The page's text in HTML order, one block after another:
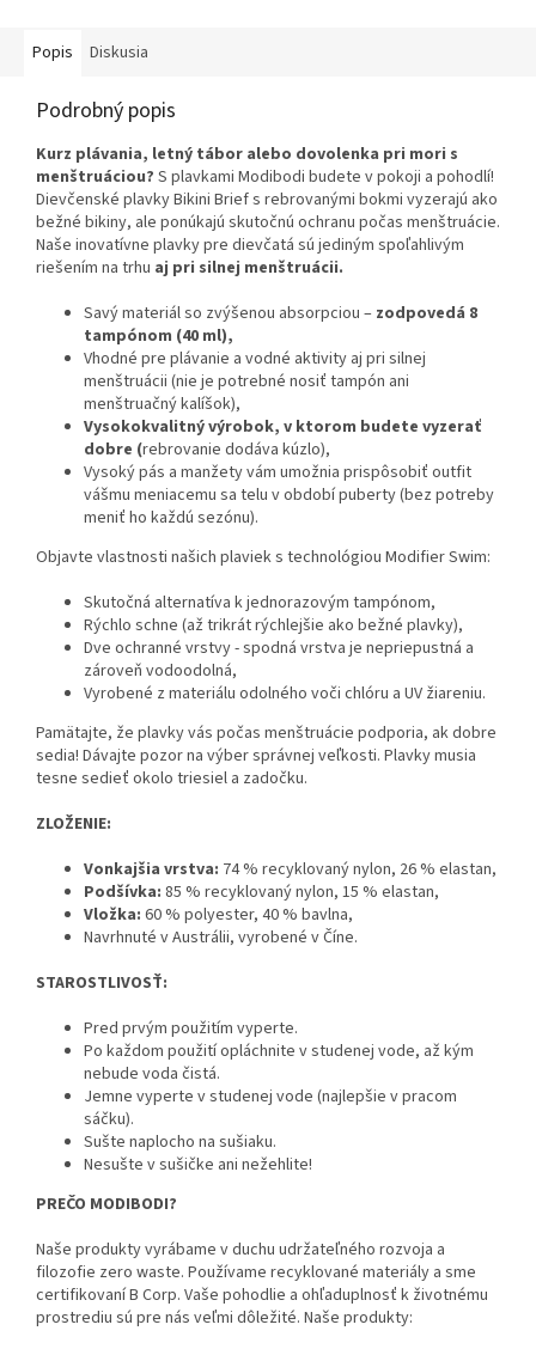
Popis Diskusia
Podrobný popis
Kurz plávania, letný tábor alebo dovolenka pri mori s
menštruáciou? S plavkami Modibodi budete v pokoji a pohodlí!
Dievčenské plavky Bikini Brief s rebrovanými bokmi vyzerajú ako
bežné bikiny, ale ponúkajú skutočnú ochranu počas menštruácie.
Naše inovatívne plavky pre dievčatá sú jediným spoľahlivým
riešením na trhu aj pri silnej menštruácii.
Savý materiál so zvýšenou absorpciou – zodpovedá 8
tampónom (40 ml),
Vhodné pre plávanie a vodné aktivity aj pri silnej
menštruácii (nie je potrebné nosiť tampón ani
menštruačný kalíšok),
Vysokokvalitný výrobok, v ktorom budete vyzerať
dobre (rebrovanie dodáva kúzlo),
Vysoký pás a manžety vám umožnia prispôsobiť outfit
vášmu meniacemu sa telu v období puberty (bez potreby
meniť ho každú sezónu).
Objavte vlastnosti našich plaviek s technológiou Modifier Swim:
Skutočná alternatíva k jednorazovým tampónom,
Rýchlo schne (až trikrát rýchlejšie ako bežné plavky),
Dve ochranné vrstvy - spodná vrstva je nepriepustná a
zároveň vodoodolná,
Vyrobené z materiálu odolného voči chlóru a UV žiareniu.
Pamätajte, že plavky vás počas menštruácie podporia, ak dobre
sedia! Dávajte pozor na výber správnej veľkosti. Plavky musia
tesne sedieť okolo triesiel a zadočku.
ZLOŽENIE:
Vonkajšia vrstva: 74 % recyklovaný nylon, 26 % elastan,
Podšívka: 85 % recyklovaný nylon, 15 % elastan,
Vložka: 60 % polyester, 40 % bavlna,
Navrhnuté v Austrálii, vyrobené v Číne.
STAROSTLIVOSŤ:
Pred prvým použitím vyperte.
Po každom použití opláchnite v studenej vode, až kým
nebude voda čistá.
Jemne vyperte v studenej vode (najlepšie v pracom
sáčku).
Sušte naplocho na sušiaku.
Nesušte v sušičke ani nežehlite!
PREČO MODIBODI?
Naše produkty vyrábame v duchu udržateľného rozvoja a
filozofie zero waste. Používame recyklované materiály a sme
certifikovaní B Corp. Vaše pohodlie a ohľaduplnosť k životnému
prostrediu sú pre nás veľmi dôležité. Naše produkty: